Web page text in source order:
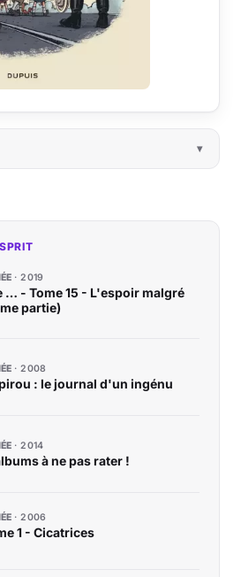
2019
… - Tome 15 - L'espoir malgré
partie)
2008
: le journal d'un ingénu
2014
à ne pas rater !
2006
1 - Cicatrices